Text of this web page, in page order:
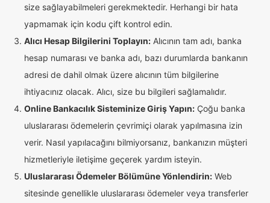
size sağlayabilmeleri gerekmektedir. Herhangi bir hata
yapmamak için kodu çift kontrol edin.
Alıcı Hesap Bilgilerini Toplayın: Alıcının tam adı, banka
hesap numarası ve banka adı, bazı durumlarda bankanın
adresi de dahil olmak üzere alıcının tüm bilgilerine
ihtiyacınız olacak. Alıcı, size bu bilgileri sağlamalıdır.
Online Bankacılık Sisteminize Giriş Yapın: Çoğu banka
uluslararası ödemelerin çevrimiçi olarak yapılmasına izin
verir. Nasıl yapılacağını bilmiyorsanız, bankanızın müşteri
hizmetleriyle iletişime geçerek yardım isteyin.
Uluslararası Ödemeler Bölümüne Yönlendirin: Web
sitesinde genellikle uluslararası ödemeler veya transferler